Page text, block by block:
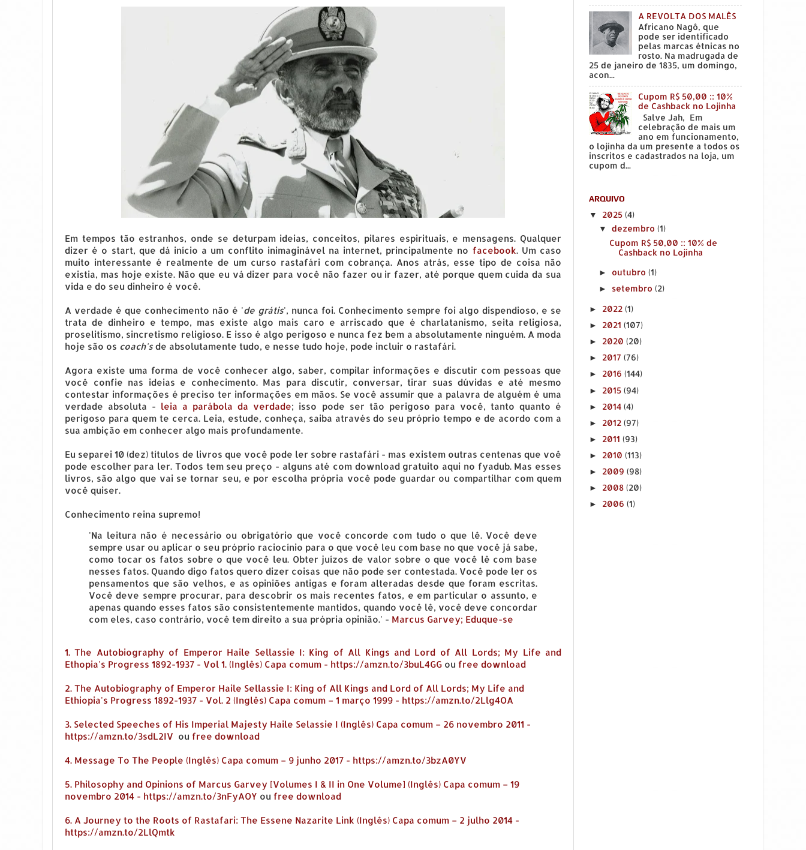
Em tempos tão estranhos, onde se deturpam ideias, conceitos, pilares espirituais, e mensagens. Qualquer
dizer é o start, que dá início a um conflito inimaginável na internet, principalmente no facebook. Um caso
muito interessante é realmente de um curso rastafári com cobrança. Anos atrás, esse tipo de coisa não
existia, mas hoje existe. Não que eu vá dizer para você não fazer ou ir fazer, até porque quem cuida da sua
vida e do seu dinheiro é você.
A verdade é que conhecimento não é 'de grátis', nunca foi. Conhecimento sempre foi algo dispendioso, e se
trata de dinheiro e tempo, mas existe algo mais caro e arriscado que é charlatanismo, seita religiosa,
proselitismo, sincretismo religioso. E isso é algo perigoso e nunca fez bem a absolutamente ninguém. A moda
hoje são os coach'sde absolutamente tudo, e nesse tudo hoje, pode incluir o rastafári.
Agora existe uma forma de você conhecer algo, saber, compilar informações e discutir com pessoas que
você confie nas ideias e conhecimento. Mas para discutir, conversar, tirar suas dúvidas e até mesmo
contestar informações é preciso ter informações em mãos. Se você assumir que a palavra de alguém é uma
verdade absoluta - leia a parábola da verdade; isso pode ser tão perigoso para você, tanto quanto é
perigoso para quem te cerca. Leia, estude, conheça, saiba através do seu próprio tempo e de acordo com a
sua ambição em conhecer algo mais profundamente.
Eu separei 10 (dez) títulos de livros que você pode ler sobre rastafári - mas existem outras centenas que voê
pode escolher para ler. Todos tem seu preço - alguns até com download gratuito aqui no fyadub. Mas esses
livros, são algo que vai se tornar seu, e por escolha própria você pode guardar ou compartilhar com quem
você quiser.
Conhecimento reina supremo!
'Na leitura não é necessário ou obrigatório que você concorde com tudo o que lê. Você deve
sempre usar ou aplicar o seu próprio raciocínio para o que você leu com base no que você já sabe,
como tocar os fatos sobre o que você leu. Obter juízos de valor sobre o que você lê com base
nesses fatos. Quando digo fatos quero dizer coisas que não pode ser contestada. Você pode ler os
pensamentos que são velhos, e as opiniões antigas e foram alteradas desde que foram escritas.
Você deve sempre procurar, para descobrir os mais recentes fatos, e em particular o assunto, e
apenas quando esses fatos são consistentemente mantidos, quando você lê, você deve concordar
com eles, caso contrário, você tem direito a sua própria opinião.' - Marcus Garvey; Eduque-se
1. The Autobiography of Emperor Haile Sellassie I: King of All Kings and Lord of All Lords; My Life and
Ethopia's Progress 1892-1937 - Vol 1. (Inglês) Capa comum - https://amzn.to/3buL4GG ou free download
2. The Autobiography of Emperor Haile Sellassie I: King of All Kings and Lord of All Lords; My Life and
Ethiopia's Progress 1892-1937 - Vol. 2 (Inglês) Capa comum – 1 março 1999 - https://amzn.to/2Llg4OA
3. Selected Speeches of His Imperial Majesty Haile Selassie I (Inglês) Capa comum – 26 novembro 2011 -
https://amzn.to/3sdL2IV ou free download
4. Message To The People (Inglês) Capa comum – 9 junho 2017 - https://amzn.to/3bzA0YV
5. Philosophy and Opinions of Marcus Garvey [Volumes I & II in One Volume] (Inglês) Capa comum – 19
novembro 2014 - https://amzn.to/3nFyAOY ou free download
6. A Journey to the Roots of Rastafari: The Essene Nazarite Link (Inglês) Capa comum – 2 julho 2014 -
https://amzn.to/2LlQmtk
A REVOLTA DOS MALÊS
Africano Nagô, que
pode ser identificado
pelas marcas étnicas no
rosto. Na madrugada de
25 de janeiro de 1835, um domingo,
acon...
Cupom R$ 50,00 :: 10%
de Cashback no Lojinha
Salve Jah, Em
celebração de mais um
ano em funcionamento,
o lojinha da um presente a todos os
inscritos e cadastrados na loja, um
cupom d...
ARQUIVO
▼ 2025 (4)
▼dezembro(1)
Cupom R$ 50,00 :: 10% de
Cashback no Lojinha
► outubro(1)
► setembro(2)
► 2022 (1)
► 2021 (107)
► 2020 (20)
► 2017 (76)
► 2016 (144)
► 2015 (94)
► 2014 (4)
► 2012 (97)
► 2011 (93)
► 2010 (113)
► 2009 (98)
► 2008 (20)
► 2006 (1)